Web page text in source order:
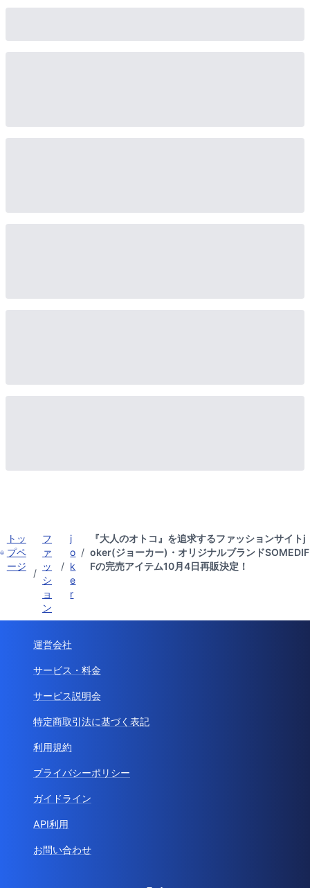
トッ
プペ
ージ
/
フ
ァ
ッ
シ
ョ
ン
/
j
o
k
e
r
/
『大人のオトコ』を追求するファッションサイトj
oker(ジョーカー)・オリジナルブランドSOMEDIF
Fの完売アイテム10月4日再販決定！
運営会社
サービス・料金
サービス説明会
特定商取引法に基づく表記
利用規約
プライバシーポリシー
ガイドライン
API利用
お問い合わせ